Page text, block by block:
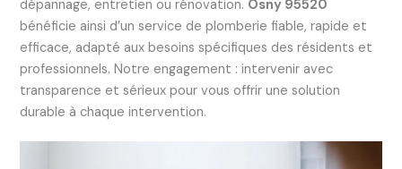
dépannage, entretien ou rénovation. Osny 95520
bénéficie ainsi d’un service de plomberie fiable, rapide et
efficace, adapté aux besoins spécifiques des résidents et
professionnels. Notre engagement : intervenir avec
transparence et sérieux pour vous offrir une solution
durable à chaque intervention.